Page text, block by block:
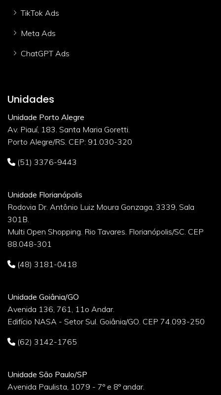
TikTok Ads
Meta Ads
ChatGPT Ads
Unidades
Unidade Porto Alegre
Av. Piauí, 183. Santa Maria Goretti.
Porto Alegre/RS. CEP: 91.030-320
(51) 3376-9443
Unidade Florianópolis
Rodovia Dr. Antônio Luiz Moura Gonzaga, 3339, Sala
301B.
Multi Open Shopping. Rio Tavares. Florianópolis/SC. CEP
88.048-301
(48) 3181-0418
Unidade Goiânia/GO
Avenida 136, 761, 11o Andar.
Edifício NASA - Setor Sul. Goiânia/GO. CEP 74.093-250
(62) 3142-1765
Unidade São Paulo/SP
Avenida Paulista, 1079 - 7º e 8º andar.